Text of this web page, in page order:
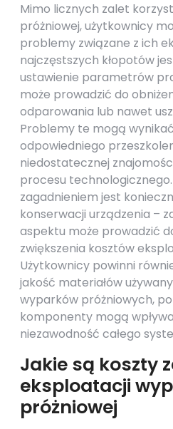
Mimo licznych zalet
próżniowej, użytkownicy
problemy związane z ich
najczęstszych kłopotów
ustawienie parametrów
może prowadzić do
odparowania lub nawet
Problemy te mogą
odpowiedniego
niedostatecznej
procesu
zagadnieniem jest
konserwacji urządzenia –
aspektu może prowadzić
zwiększenia kosztów
Użytkownicy powinni
jakość materiałów
wyparków próżniowych,
komponenty mogą
niezawodność całego
Jakie są koszty
eksploatacji
próżniowej